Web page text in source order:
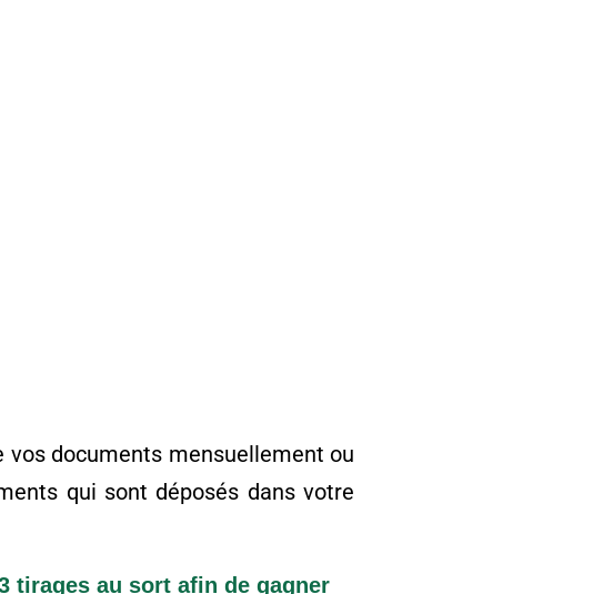
vos documents mensuellement ou
qui sont déposés dans votre
tirages au sort afin de gagner